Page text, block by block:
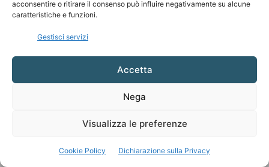
acconsentire o ritirare il consenso può influire negativamente su alcune
caratteristiche e funzioni.
Gestisci servizi
Accetta
Nega
Visualizza le preferenze
Cookie Policy Dichiarazione sulla Privacy